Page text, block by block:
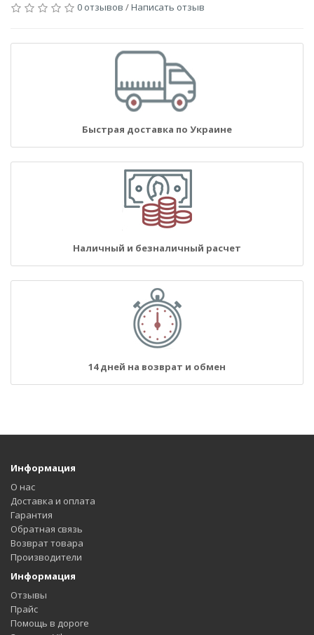
0 отзывов /Написать отзыв
Быстрая доставка по Украине
Наличный и безналичный расчет
14 дней на возврат и обмен
Информация
О нас
Доставка и оплата
Гарантия
Обратная связь
Возврат товара
Производители
Информация
Отзывы
Прайс
Помощь в дороге